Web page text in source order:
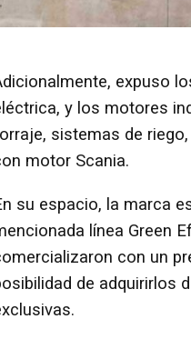
expuso
y los motores
sistemas de
motor Scania.
su espacio, la marca
línea Green
con un
de adquirirlos